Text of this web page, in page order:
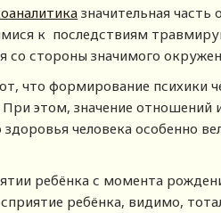
значительная
к последствиям
со стороны значимого
что формирование психики
этом, значение отношений
человека особенно
ребёнка с момента
ребёнка, видимо,